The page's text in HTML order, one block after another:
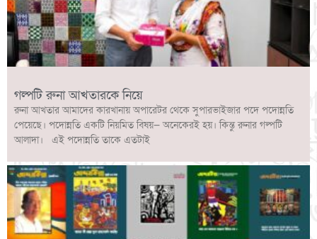
গল্পটি রুনা আখতারকে নিয়ে
রুনা আখতার আমাদের কারখানায় অপারেটর থেকে সুপারভাইজার পদে পদোন্নতি
পেয়েছে। পদোন্নতি একটি নিয়মিত বিষয়— অনেকেরই হয়। কিন্তু রুনার গল্পটি
আলাদা। এই পদোন্নতি তাকে এতটাই